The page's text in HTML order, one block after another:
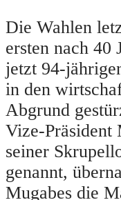
Die Wahlen
ersten nach 40
jetzt 94-
in den
Abgrund
Vize-Präsident
seiner
genannt,
Mugabes die